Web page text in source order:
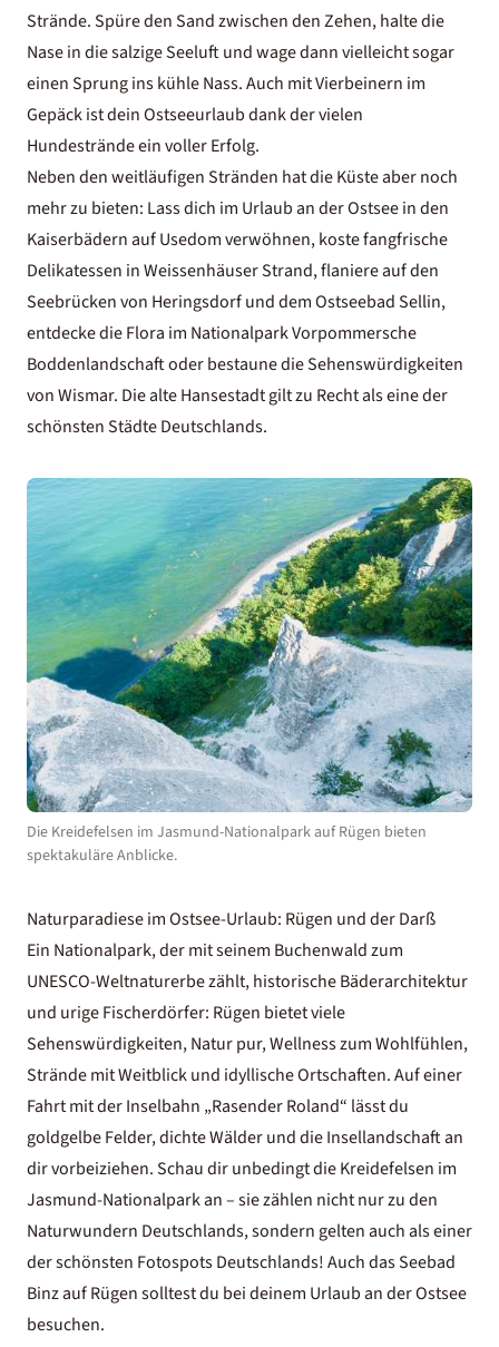
Strände. Spüre den Sand zwischen den Zehen, halte die
Nase in die salzige Seeluft und wage dann vielleicht sogar
einen Sprung ins kühle Nass. Auch mit Vierbeinern im
Gepäck ist dein Ostseeurlaub dank der vielen
Hundestrände ein voller Erfolg.
Neben den weitläufigen Stränden hat die Küste aber noch
mehr zu bieten: Lass dich im Urlaub an der Ostsee in den
Kaiserbädern auf Usedom verwöhnen, koste fangfrische
Delikatessen in Weissenhäuser Strand, flaniere auf den
Seebrücken von Heringsdorf und dem Ostseebad Sellin,
entdecke die Flora im Nationalpark Vorpommersche
Boddenlandschaft oder bestaune die Sehenswürdigkeiten
von Wismar. Die alte Hansestadt gilt zu Recht als eine der
schönsten Städte Deutschlands.
Die Kreidefelsen im Jasmund-Nationalpark auf Rügen bieten
spektakuläre Anblicke.
Naturparadiese im Ostsee-Urlaub: Rügen und der Darß
Ein Nationalpark, der mit seinem Buchenwald zum
UNESCO-Weltnaturerbe zählt, historische Bäderarchitektur
und urige Fischerdörfer: Rügen bietet viele
Sehenswürdigkeiten, Natur pur, Wellness zum Wohlfühlen,
Strände mit Weitblick und idyllische Ortschaften. Auf einer
Fahrt mit der Inselbahn „Rasender Roland“ lässt du
goldgelbe Felder, dichte Wälder und die Insellandschaft an
dir vorbeiziehen. Schau dir unbedingt die Kreidefelsen im
Jasmund-Nationalpark an – sie zählen nicht nur zu den
Naturwundern Deutschlands, sondern gelten auch als einer
derschönsten Fotospots Deutschlands! Auch das Seebad
Binz auf Rügen solltest du bei deinem Urlaub an der Ostsee
besuchen.